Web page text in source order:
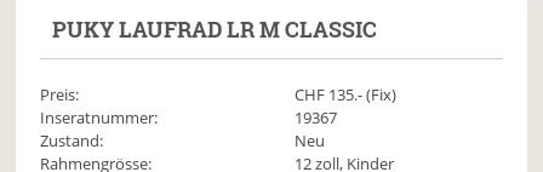
PUKYLAUFRAD LR M CLASSIC
Preis: CHF 135.- (Fix)
Inseratnummer:
19367
Zustand:
Neu
Rahmengrösse:
12 zoll, Kinder